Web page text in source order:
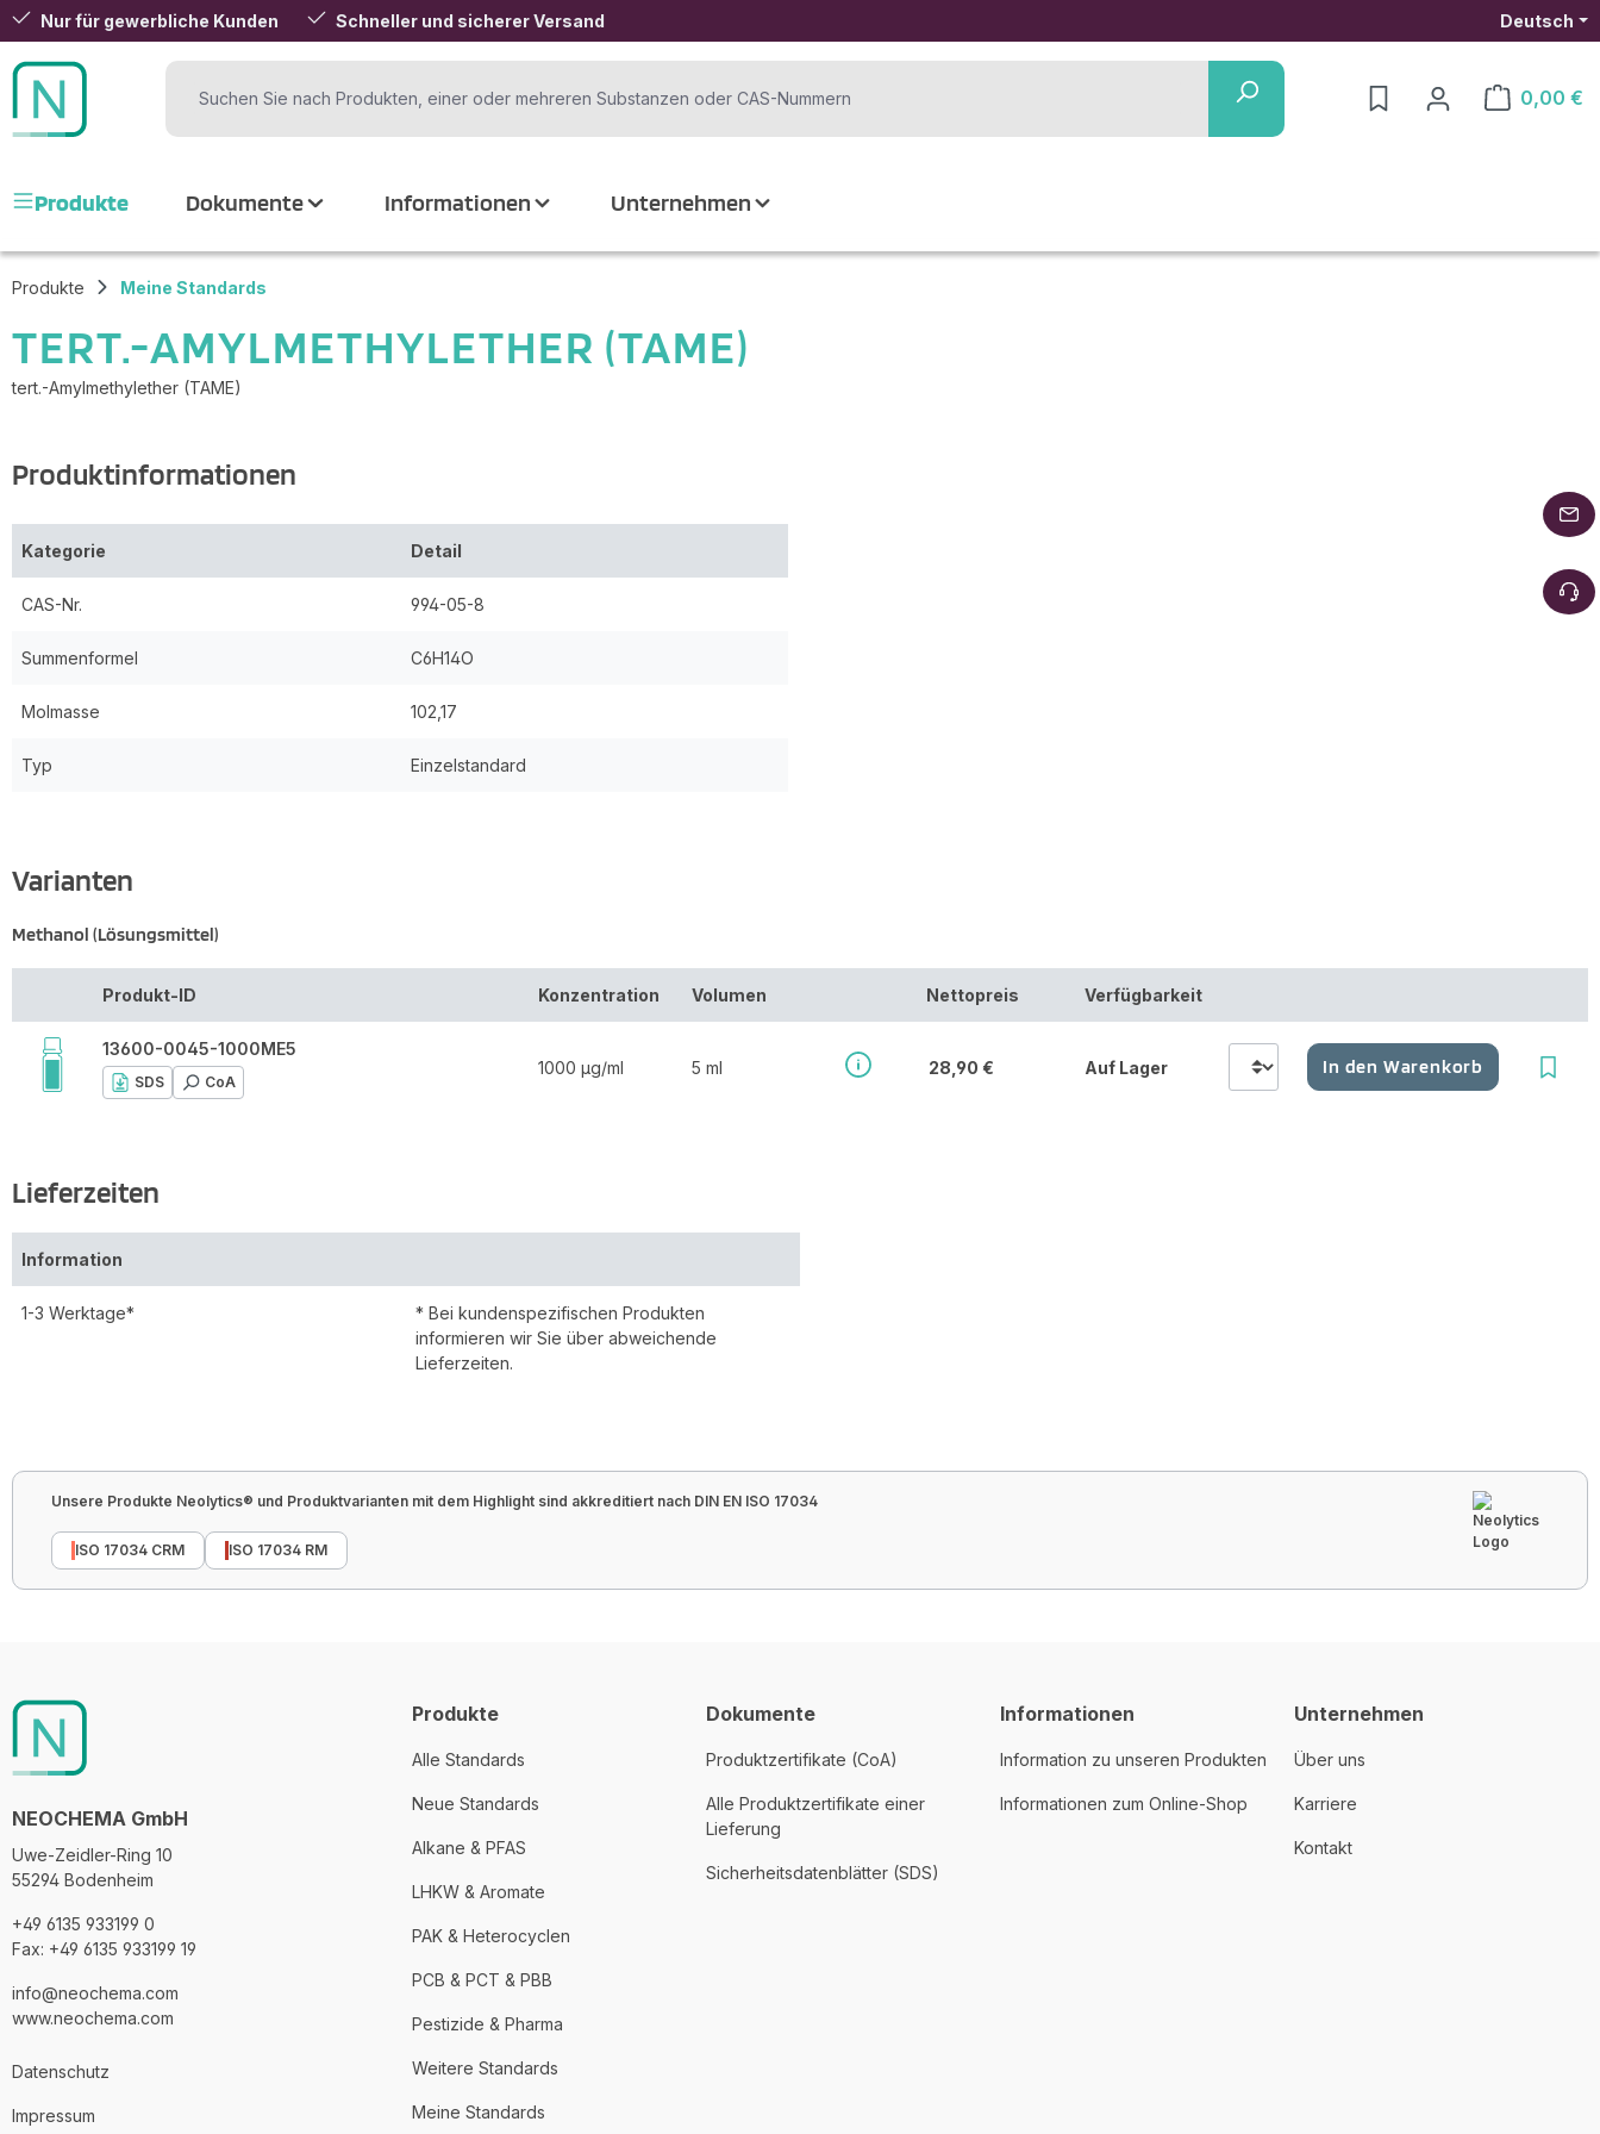
Hauptinhalt springen
Zur Suche springen
Zur Hauptnavigation springen
Nur für gewerbliche Kunden Schneller und sicherer Versand Deutsch
0,00 €
Warenkorb
Produkte Dokumente Informationen Unternehmen
Produkte Meine Standards
TERT.-AMYLMETHYLETHER (TAME)
tert.-Amylmethylether (TAME)
Produktinformationen
Kategorie Detail
CAS-Nr. 994-05-8
Summenformel C6H14O
Molmasse 102,17
Typ Einzelstandard
Varianten
Methanol (Lösungsmittel)
Produkt-ID Konzentration Volumen Nettopreis Verfügbarkeit
13600-0045-1000ME5
SDS CoA
1000 µg/ml 5 ml 28,90 € Auf Lager In den Warenkorb
Lieferzeiten
Information
1-3 Werktage*
* Bei kundenspezifischen Produkten
informieren wir Sie über abweichende
Lieferzeiten.
Unsere Produkte Neolytics® und Produktvarianten mit dem Highlight sind akkreditiert nach DIN EN ISO 17034
ISO 17034 CRM ISO 17034 RM
NEOCHEMA GmbH
Uwe-Zeidler-Ring 10
55294 Bodenheim
+49 6135 933199 0
Fax: +49 6135 933199 19
info@neochema.com
www.neochema.com
Datenschutz
Impressum
Produkte
Alle Standards
Neue Standards
Alkane & PFAS
LHKW & Aromate
PAK & Heterocyclen
PCB & PCT & PBB
Pestizide & Pharma
Weitere Standards
Meine Standards
Dokumente
Produktzertifikate (CoA)
Alle Produktzertifikate einer
Lieferung
Sicherheitsdatenblätter (SDS)
Informationen
Information zu unseren Produkten
Informationen zum Online-Shop
Unternehmen
Über uns
Karriere
Kontakt